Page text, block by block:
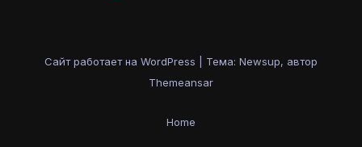
Сайт работает на WordPress
Тема: Newsup, автор
Themeansar
Home